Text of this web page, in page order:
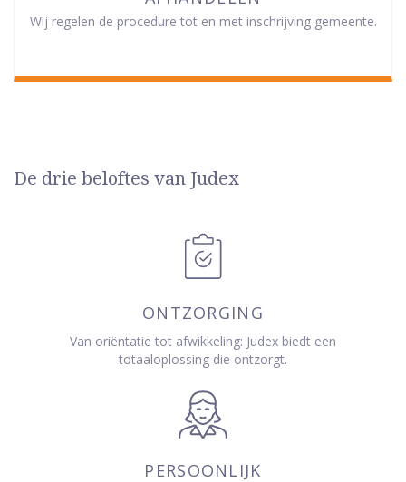
Wij regelen de procedure tot en met inschrijving gemeente.
De drie beloftes van Judex
ONTZORGING
Van oriëntatie tot afwikkeling: Judex biedt een
totaaloplossing die ontzorgt.
PERSOONLIJK